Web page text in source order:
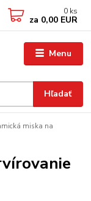
Menu
Hľadať
0 ks
za 0,00 EUR
miska na